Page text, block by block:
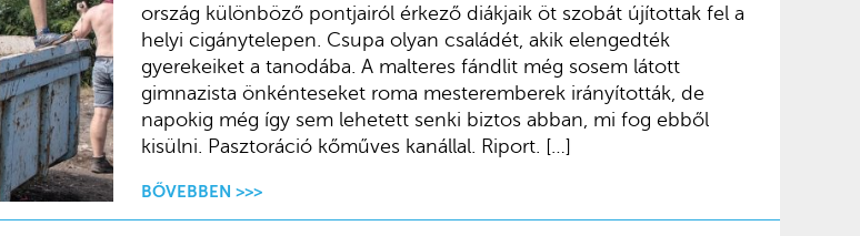
ország különböző pontjairól érkező diákjaik öt szobát újítottak fel a
helyi cigánytelepen. Csupa olyan családét, akik elengedték
gyerekeiket a tanodába. A malteres fándlit még sosem látott
gimnazista önkénteseket roma mesteremberek irányították, de
napokig még így sem lehetett senki biztos abban, mi fog ebből
kisülni. Pasztoráció kőműves kanállal. Riport. […]
BŐVEBBEN >>>